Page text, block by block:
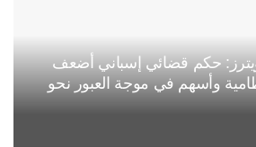
حكم قضائي إسباني أضعف
وأسهم في موجة العبور نحو